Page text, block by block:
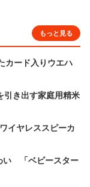
もっと見る
カード入りウエハ
き出す家庭用精米
イヤレススピーカ
い 「ベビースター